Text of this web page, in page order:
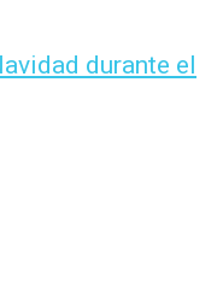
durante el